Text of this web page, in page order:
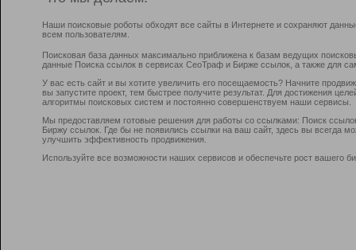
Наши поисковые роботы обходят все сайты в Интернете и сохраняют
всем пользователям.
Поисковая база данных максимально приближена к базам ведущих
данные Поиска ссылок в сервисах СеоТраф и Бирже ссылок, а также для
У вас есть сайт и вы хотите увеличить его посещаемость? Начните
вы запустите проект, тем быстрее получите результат. Для достижения
алгоритмы поисковых систем и постоянно совершенствуем наши сервисы.
Мы предоставляем готовые решения для работы со ссылками: Поиск
Биржу ссылок. Где бы не появились ссылки на ваш сайт, здесь вы всегда
улучшить эффективность продвижения.
Используйте все возможности наших сервисов и обеспечьте рост вашего